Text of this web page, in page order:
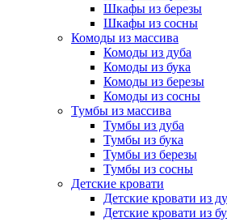
Шкафы из березы
Шкафы из сосны
Комоды из массива
Комоды из дуба
Комоды из бука
Комоды из березы
Комоды из сосны
Тумбы из массива
Тумбы из дуба
Тумбы из бука
Тумбы из березы
Тумбы из сосны
Детские кровати
Детские кровати из
Детские кровати из